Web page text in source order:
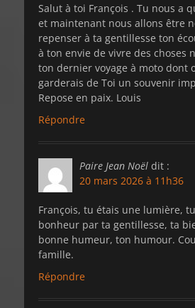
Salut à toi François . Tu nous a
et maintenant nous allons être
repenser à ta gentillesse ton
à ton envie de vivre des choses
ton dernier voyage à moto dont
garderais de Toi un souvenir
Repose en paix. Louis
Répondre
Paire Jean Noël dit :
20 mars 2026 à 11h36
François, tu étais une lumière,
bonheur par ta gentillesse, ta
bonne humeur, ton humour.
famille.
Répondre